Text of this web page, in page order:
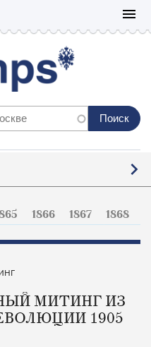
menu
1866 1867 1868
МИТИНГ ИЗ
1905